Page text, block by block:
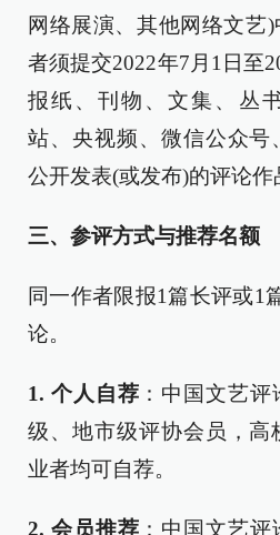
网络展演、其他网络文艺
者须提交2022年7月1日至
报纸、刊物、文集、丛
站、央视频、微信公众号
公开发表(或发布)的评论作
三、 参评方式与推荐名额
同一作者限报1篇长评或1
论。
1. 个人自荐 ：中国文艺
级、地市级评协会员，高
业者均可自荐。
2. 会员推荐 ：中国文艺